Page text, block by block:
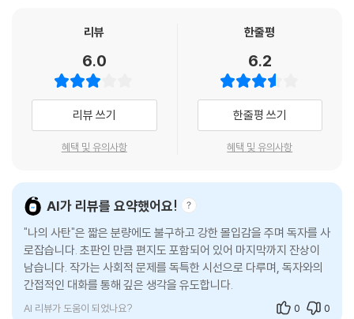
킥킥대며 말했다. 그럴 거 같은데. 그래서 가지 않는다고까지는 말하지 않
--- pp.44-45
처음으로 누군가가 목도리를 매주었다. 그리고 자기 것을 내게 주었다. Y
는 감정을 읽을 수 없는 눈으로 나를 쳐다보고 있었다. 왜 나는 그때 Y가 날
떠날 것 같다고 생각했을까. 어쩌면 그때가 Y가 나를 가장 사랑했던 순간
--- pp.46-47
저는 사랑을 믿습니다. 사랑이 한 사람을 얼마나 변화시킬 수 있고, 얼마나
행복하게 할 수 있는지, 또 얼마나 망칠 수 있는지 알고 있기 때문이에요.
저는 ‘사람’과 ‘사랑’의 단어가 비슷한 게 우연이 아니라고 믿고 싶은 사람
이기도 합니다. 사람은 무엇으로 살아가나. 이 질문이 머릿속에 맴돌 때가
많은데요, 그럴 때마다 저는 스스로에게 이렇게 답하곤 합니다. ‘사람은 사
데뷔작 《시한부》는 청소년 자살, 우울, 학업 스트레스 등 현실적인 문제를
정면으로 다루며 또래 독자들의 폭발적인 공감과 지지를 얻었고, SNS를
중심으로 빠르게 확산되며 하나의 현상으로 자리 잡았다. 또한 도서 판매
수익금 1억 원을 기부하며 아너 소사이어티(고액 기부자 모임) 최연소 회
원에 이름을 올렸고, 자살 유가족 및 결식 아동 지원, 청소년 멘토링 등 다
‘10대의 첫 문학 경험’이라는 독자적 위치를 구축한 백은별 작가는 《나의
사탄》에서 사랑과 믿음, 죄와 구원이라는 보다 근원적인 질문으로 나아간
다. 퀴어 서사는 꾸준히 등장해왔지만, 청소년 당사자가 자신의 언어로 써
내려간 퀴어 로맨스는 드물다. 《나의 사탄》은 외부의 해석이 아닌, 지금 그
감정을 통과하고 있는 사람의 시선으로 가장 생생한 감정을 기록한다. 흔
들림, 죄책감, 욕망, 그리고 끝내 부정할 수 없는 사랑까지. 《나의 사탄》은
단순한 성장 서사를 넘어, 사랑과 구원이라는 오래된 질문을 오늘의 언어
리뷰
6.0
리뷰 쓰기
혜택 및 유의사항
한줄평
6.2
한줄평 쓰기
혜택 및 유의사항
AI가 리뷰를 요약했어요!
"나의 사탄"은 짧은 분량에도 불구하고 강한 몰입감을 주며 독자를 사
로잡습니다. 초판인 만큼 편지도 포함되어 있어 마지막까지 잔상이
남습니다. 작가는 사회적 문제를 독특한 시선으로 다루며, 독자와의
간접적인 대화를 통해 깊은 생각을 유도합니다.
AI 리뷰가 도움이 되었나요? 0 0